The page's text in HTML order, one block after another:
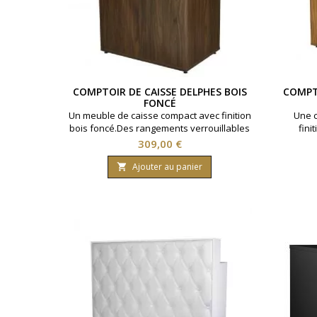
COMPTOIR DE CAISSE DELPHES BOIS
FONCÉ
Un meuble de caisse compact avec finition
bois foncé.Des rangements verrouillables
pour organiser l’espace caisse.◆ Deux
niches de stockage à l’arrière ◆ Portes
verrouillables indépendantes ◆ Poignées
métalliques aspect vintage
Prix
309,00 €
 Ajouter au panier
Une